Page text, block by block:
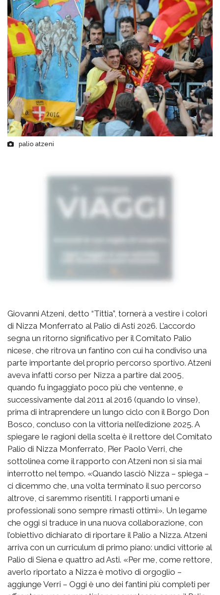
palio atzeni
Giovanni Atzeni, detto “Tittia”, tornerà a vestire i colori
di Nizza Monferrato al Palio di Asti 2026. L’accordo
segna un ritorno significativo per il Comitato Palio
nicese, che ritrova un fantino con cui ha condiviso una
parte importante del proprio percorso sportivo. Atzeni
aveva infatti corso per Nizza a partire dal 2005,
quando fu ingaggiato poco più che ventenne, e
successivamente dal 2011 al 2016 (quando lo vinse),
prima di intraprendere un lungo ciclo con il Borgo Don
Bosco, concluso con la vittoria nell’edizione 2025. A
spiegare le ragioni della scelta è il rettore del Comitato
Palio di Nizza Monferrato, Pier Paolo Verri, che
sottolinea come il rapporto con Atzeni non si sia mai
interrotto nel tempo. «Quando lasciò Nizza – spiega –
ci dicemmo che, una volta terminato il suo percorso
altrove, ci saremmo risentiti. I rapporti umani e
professionali sono sempre rimasti ottimi». Un legame
che oggi si traduce in una nuova collaborazione, con
l’obiettivo dichiarato di riportare il Palio a Nizza. Atzeni
arriva con un curriculum di primo piano: undici vittorie al
Palio di Siena e quattro ad Asti. «Per me, come rettore,
averlo riportato a Nizza è motivo di orgoglio –
aggiunge Verri – Oggi è uno dei fantini più completi per